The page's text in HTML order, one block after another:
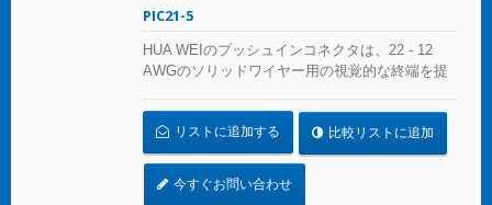
PIC21-5
HUA WEIのプッシュインコネクタは、22 - 12
AWGのソリッドワイヤー用の視覚的な終端を提
定は簡単で、コンパクトなサイズは狭いスペー
スにシームレスにフィットします。照明設置、
プレファブリケート配線システム、分岐回路配
線など、さまざまな用途に最適です。 複雑なね
じれにさよならを告げましょう – コンパクトで
リストに追加する 比較リストに追加
今すぐお問い合わせ